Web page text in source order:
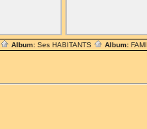
Album: Ses HABITANTS Album: